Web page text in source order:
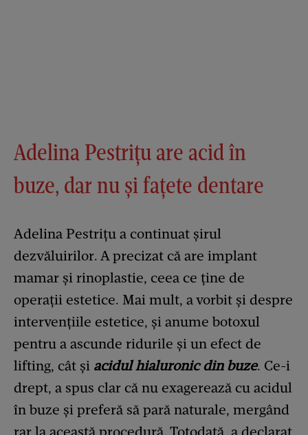
Adelina Pestrițu are acid în
buze, dar nu și fațete dentare
Adelina Pestrițu a continuat șirul
dezvăluirilor. A precizat că are implant
mamar și rinoplastie, ceea ce ține de
operații estetice. Mai mult, a vorbit și despre
intervențiile estetice, și anume botoxul
pentru a ascunde ridurile și un efect de
lifting, cât și acidul hialuronic din buze. Ce-i
drept, a spus clar că nu exagerează cu acidul
în buze și preferă să pară naturale, mergând